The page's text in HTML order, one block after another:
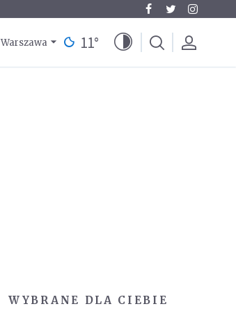
Warszawa 11°
WYBRANE DLA CIEBIE